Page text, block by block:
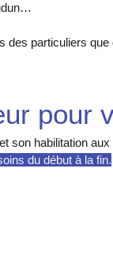
des particuliers
pour
son habilitation
du début à la fin.